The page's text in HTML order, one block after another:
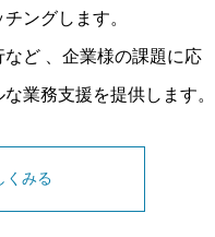
ングします。
ど 、企業様の課題に応
業務支援を提供します。
くみる